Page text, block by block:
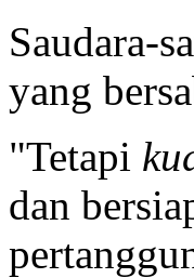
Saudara-
yang
"Tetapi
dan